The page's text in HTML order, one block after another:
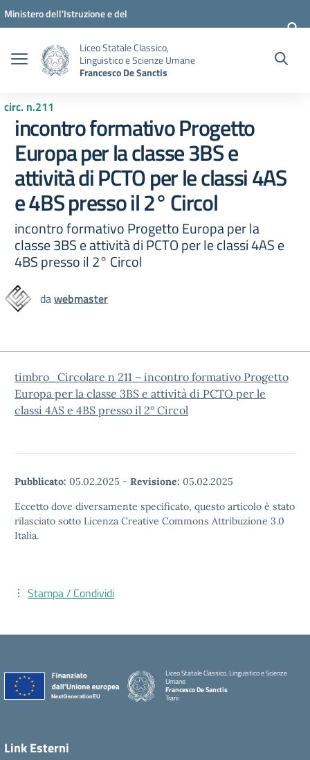
Vai ai contenuti
Vai al menu di navigazione
Vai al footer
Ministero dell'Istruzione e del
Liceo Statale Classico,
Linguistico e Scienze Umane
Francesco De Sanctis
circ. n.211
incontro formativo Progetto
Europa per la classe 3BS e
attività di PCTO per le classi 4AS
e 4BS presso il 2° Circol
incontro formativo Progetto Europa per la
classe 3BS e attività di PCTO per le classi 4AS e
4BS presso il 2° Circol
dawebmaster
timbro_Circolare n 211 – incontro formativo Progetto
Europa per la classe 3BS e attività di PCTO per le
classi 4AS e 4BS presso il 2° Circol
Pubblicato: 05.02.2025 - Revisione: 05.02.2025
Eccetto dove diversamente specificato, questo articolo è stato
rilasciato sotto Licenza Creative Commons Attribuzione 3.0
Italia.
Stampa / Condividi
Liceo Statale Classico, Linguistico e Scienze
Umane
Francesco De Sanctis
Trani
Link Esterni